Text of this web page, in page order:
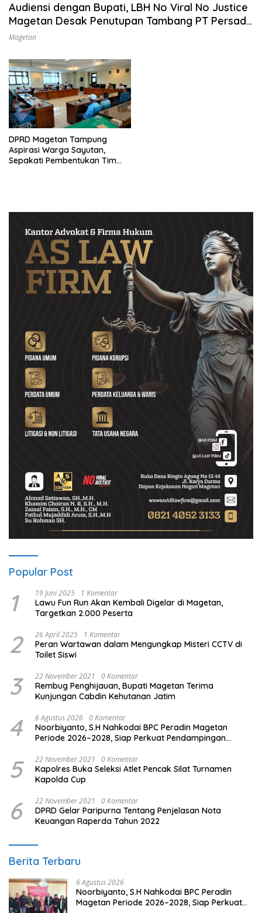
Audiensi dengan Bupati, LBH No Viral No Justice
Magetan Desak Penutupan Tambang PT Persada
Tunggal Abadi
Magetan
DPRD Magetan Tampung
Aspirasi Warga Sayutan,
Sepakati Pembentukan Tim
Popular Post
1 19 Juni 2025 1 Komentar
Lawu Fun Run Akan Kembali Digelar di Magetan,
Targetkan 2.000 Peserta
2 26 April 2025 1 Komentar
Peran Wartawan dalam Mengungkap Misteri CCTV di
Toilet Siswi
3 22 November 2021 0 Komentar
Rembug Penghijauan, Bupati Magetan Terima
Kunjungan Cabdin Kehutanan Jatim
4 6 Agustus 2026 0 Komentar
Noorbiyanto, S.H Nahkodai BPC Peradin Magetan
Periode 2026–2028, Siap Perkuat Pendampingan
5 22 November 2021 0 Komentar
Kapolres Buka Seleksi Atlet Pencak Silat Turnamen
Kapolda Cup
6 22 November 2021 0 Komentar
DPRD Gelar Paripurna Tentang Penjelasan Nota
Keuangan Raperda Tahun 2022
Berita Terbaru
6 Agustus 2026
Noorbiyanto, S.H Nahkodai BPC Peradin
Magetan Periode 2026–2028, Siap Perkuat